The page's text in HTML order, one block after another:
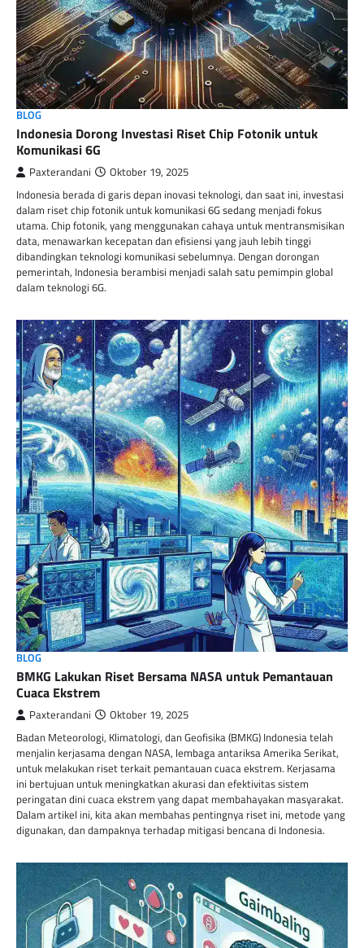
BLOG
Indonesia Dorong Investasi Riset Chip Fotonik untuk
Komunikasi 6G
Paxterandani Oktober 19, 2025
Indonesia berada di garis depan inovasi teknologi, dan saat ini, investasi
dalam riset chip fotonik untuk komunikasi 6G sedang menjadi fokus
utama. Chip fotonik, yang menggunakan cahaya untuk mentransmisikan
data, menawarkan kecepatan dan efisiensi yang jauh lebih tinggi
dibandingkan teknologi komunikasi sebelumnya. Dengan dorongan
pemerintah, Indonesia berambisi menjadi salah satu pemimpin global
dalam teknologi 6G.
BLOG
BMKG Lakukan Riset Bersama NASA untuk Pemantauan
Cuaca Ekstrem
Paxterandani Oktober 19, 2025
Badan Meteorologi, Klimatologi, dan Geofisika (BMKG) Indonesia telah
menjalin kerjasama dengan NASA, lembaga antariksa Amerika Serikat,
untuk melakukan riset terkait pemantauan cuaca ekstrem. Kerjasama
ini bertujuan untuk meningkatkan akurasi dan efektivitas sistem
peringatan dini cuaca ekstrem yang dapat membahayakan masyarakat.
Dalam artikel ini, kita akan membahas pentingnya riset ini, metode yang
digunakan, dan dampaknya terhadap mitigasi bencana di Indonesia.